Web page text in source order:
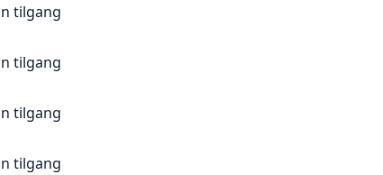
tilgang
tilgang
tilgang
tilgang